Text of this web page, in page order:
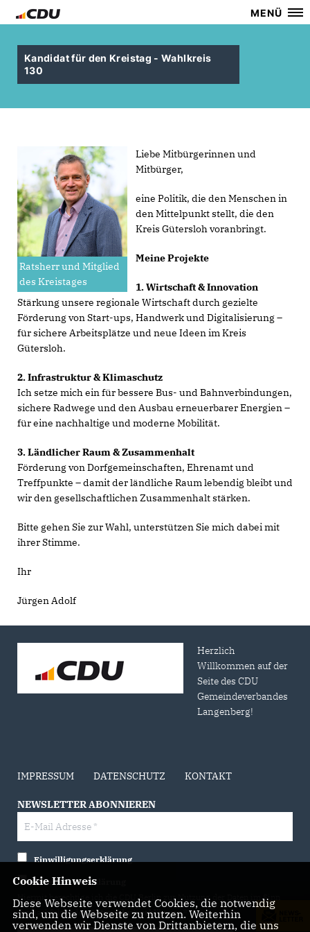
MENÜ
Kandidat für den Kreistag - Wahlkreis
130
Ratsherr und Mitglied
des Kreistages
Liebe Mitbürgerinnen und
Mitbürger,
eine Politik, die den Menschen in
den Mittelpunkt stellt, die den
Kreis Gütersloh voranbringt.
Meine Projekte
1. Wirtschaft & Innovation
Stärkung unsere regionale Wirtschaft durch gezielte
Förderung von Start-ups, Handwerk und Digitalisierung –
für sichere Arbeitsplätze und neue Ideen im Kreis
Gütersloh.
2. Infrastruktur & Klimaschutz
Ich setze mich ein für bessere Bus- und Bahnverbindungen,
sichere Radwege und den Ausbau erneuerbarer Energien –
für eine nachhaltige und moderne Mobilität.
3. Ländlicher Raum & Zusammenhalt
Förderung von Dorfgemeinschaften, Ehrenamt und
Treffpunkte – damit der ländliche Raum lebendig bleibt und
wir den gesellschaftlichen Zusammenhalt stärken.
Bitte gehen Sie zur Wahl, unterstützen Sie mich dabei mit
ihrer Stimme.
Ihr
Jürgen Adolf
Herzlich
Willkommen auf der
Seite des CDU
Gemeindeverbandes
Langenberg!
IMPRESSUM DATENSCHUTZ KONTAKT
NEWSLETTER ABONNIEREN
Einwilligungserklärung
Datenschutzerklärung
Hiermit berechtige ich die CDU Berlin zur Nutzung der Daten im Sinn
der nachfolgendenDatenschutzerklärung.*
Cookie Hinweis
Diese Webseite verwendet Cookies, die notwendig
sind, um die Webseite zu nutzen. Weiterhin
verwenden wir Dienste von Drittanbietern, die uns